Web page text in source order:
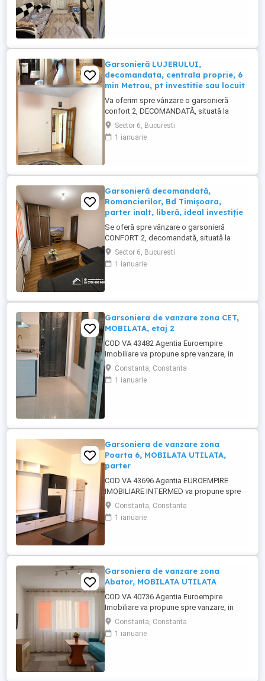
Garsonieră LUJERULUI,
decomandata, centrala proprie, 6
min Metrou, pt investitie sau locuit
Va oferim spre vânzare o garsonieră
confort 2, DECOMANDATĂ, situată la
parter înalt din 4, cu CENTRALĂ PROPRIE
pe gaz, poziționată semistradal, la doar 6
minute de Metrou Lujerului, o alegere
Sector 6, zona Lujerului.
COMPARTIMENTARE: ...
Sector 6, Bucuresti
1 ianuarie
Garsonieră decomandată,
Romancierilor, Bd Timișoara,
parter inalt, liberă, ideal investiție
Se oferă spre vânzare o garsonieră
CONFORT 2, decomandată, situată la
parter înalt din 4 etaje, LIBERĂ, fara
balcon, pe Bulevardul Timișoara nr. 48,
Sector 6, zona Romancierilor. Poziționată
proprietatea este potrivită atât pentru ...
Sector 6, Bucuresti
1 ianuarie
Garsoniera de vanzare zona CET,
MOBILATA, etaj 2
COD VA 43482 Agentia Euroempire
Imobiliare va propune spre vanzare, in
Constanta, zona CET, o garsoniera,
semidecomandata, avand suprafata de 17
mp situat la etajul 2 din 4 .Garsoniera
Constanta, Constanta
1 ianuarie
Garsoniera de vanzare zona
Poarta 6, MOBILATA UTILATA,
parter
COD VA 43696 Agentia EUROEMPIRE
IMOBILIARE INTERMED va propune spre
vanzare, in Constanta, zona Poarta 6, o
garsoniera, semidecomandata, cu
suprafata utila de 21 mp si este situata la
termopan, usa metalica.Garsoniera se ...
Constanta, Constanta
1 ianuarie
Garsoniera de vanzare zona
Abator, MOBILATA UTILATA
COD VA 40736 Agentia Euroempire
Imobiliare va propune spre vanzare, in
Constanta, zona Abator, o garsoniera,
decomandata, cu suprafata de 34 mp,
situata la parter din 4. Imobilul este
Constanta, Constanta
1 ianuarie